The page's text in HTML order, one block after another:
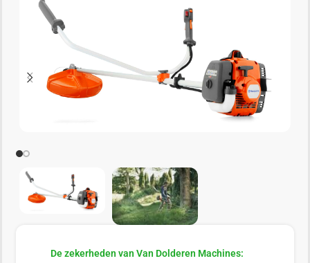
De zekerheden van Van Dolderen Machines: